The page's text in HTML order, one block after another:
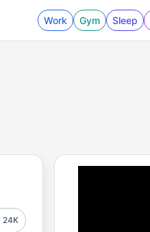
Work Gym Sleep
24K